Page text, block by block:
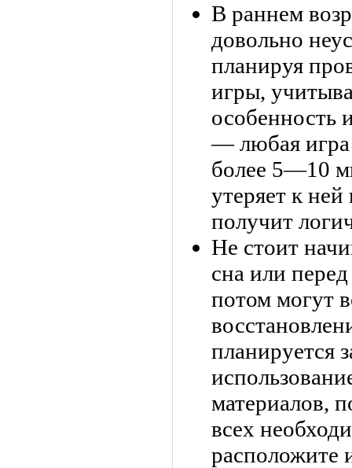
В раннем
довольно
планируя
игры,
особенность
— любая игра
более 5—10
утеряет к
получит
Не стоит
сна или
потом могут
планируется
материалов,
всех
расположите